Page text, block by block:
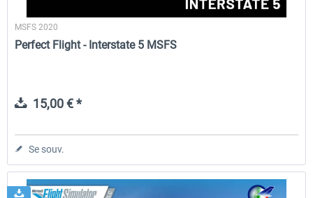
MSFS 2020
Perfect Flight - Interstate 5 MSFS
15,00 € *
Se souv.